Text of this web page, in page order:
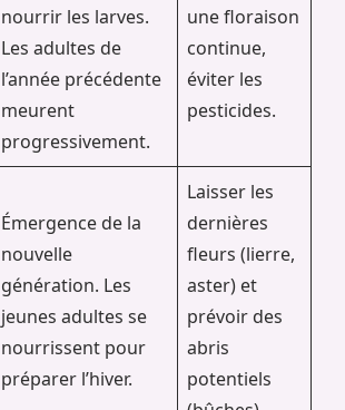
nourrir les larves.
Les adultes de
l’année précédente
meurent
progressivement.
une floraison
continue,
éviter les
pesticides.
Émergence de la
nouvelle
génération. Les
jeunes adultes se
nourrissent pour
préparer l’hiver.
Laisser les
dernières
fleurs (lierre,
aster) et
prévoir des
abris
potentiels